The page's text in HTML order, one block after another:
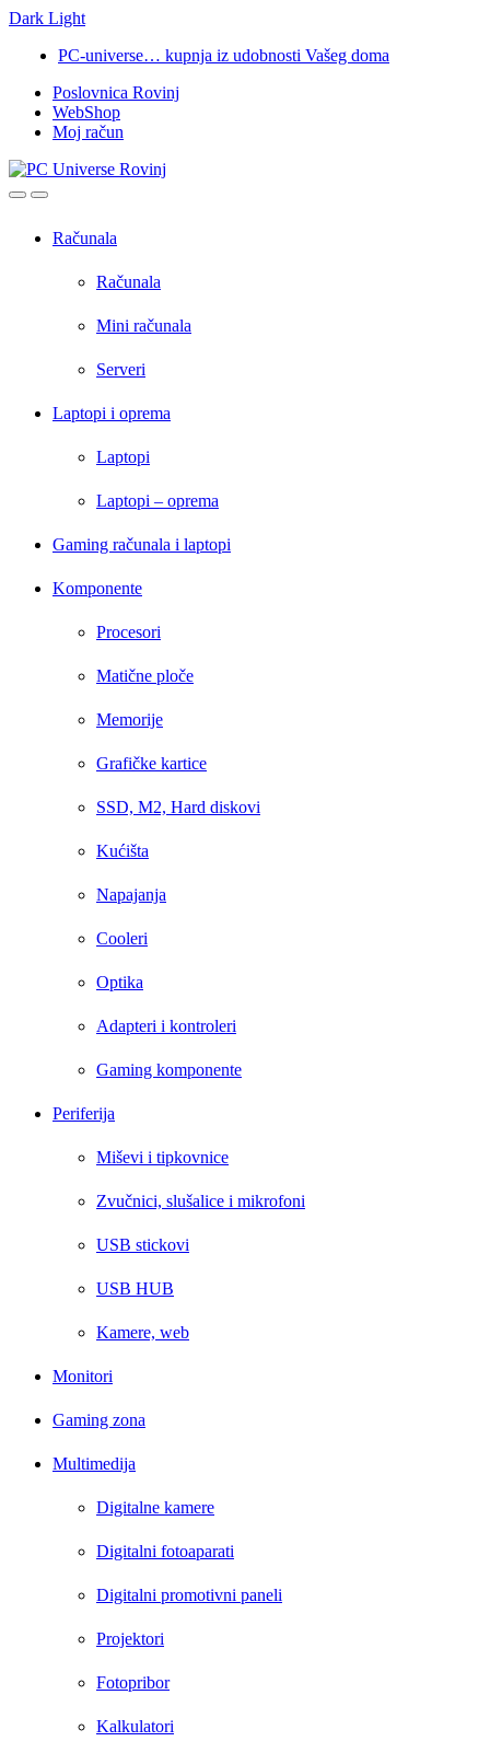
Dark Light
navigation
content
PC-universe… kupnja iz udobnosti Vašeg doma
Poslovnica Rovinj
WebShop
Moj račun
OpenClose
Računala
Računala
Mini računala
Serveri
Laptopi i oprema
Laptopi
Laptopi – oprema
Gaming računala i laptopi
Komponente
Procesori
Matične ploče
Memorije
Grafičke kartice
SSD, M2, Hard diskovi
Kućišta
Napajanja
Cooleri
Optika
Adapteri i kontroleri
Gaming komponente
Periferija
Miševi i tipkovnice
Zvučnici, slušalice i mikrofoni
USB stickovi
USB HUB
Kamere, web
Monitori
Gaming zona
Multimedija
Digitalne kamere
Digitalni fotoaparati
Digitalni promotivni paneli
Projektori
Fotopribor
Kalkulatori